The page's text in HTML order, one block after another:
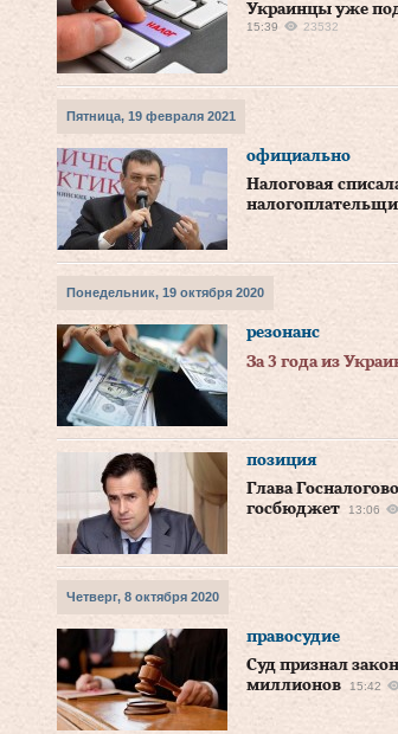
Украинцы уже
15:39 23532
Пятница, 19 февраля 2021
официально
Налоговая
Понедельник, 19 октября 2020
резонанс
За 3 года из
позиция
Глава
госбюджет
13:06
Четверг, 8 октября 2020
правосудие
Суд признал
миллионов
15:42